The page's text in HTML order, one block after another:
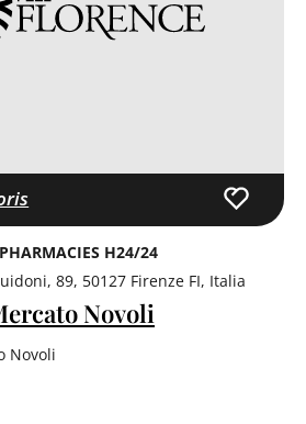
PHARMACIES H24/24
89, 50127 Firenze FI, Italia
Novoli
Novoli